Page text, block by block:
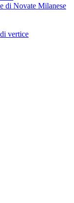
di Novate Milanese
vertice